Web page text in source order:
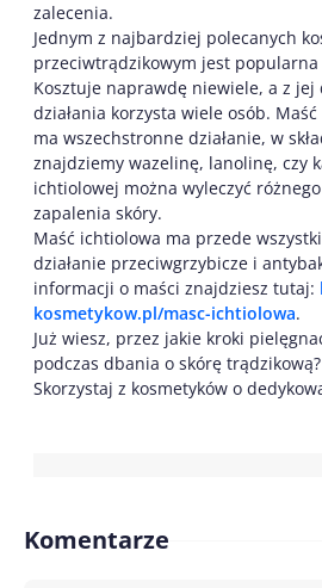
zalecenia.
Jednym z najbardziej polecanych
przeciwtrądzikowym jest
Kosztuje naprawdę niewiele, a z jej
działania korzysta wiele osób.
ma wszechstronne działanie, w
znajdziemy wazelinę, lanolinę, czy
ichtiolowej można wyleczyć
zapalenia skóry.
Maść ichtiolowa ma przede
działanie przeciwgrzybicze i
informacji o maści znajdziesz tutaj:
kosmetykow.pl/masc-ichtiolowa.
Już wiesz, przez jakie kroki
podczas dbania o skórę
Skorzystaj z kosmetyków o
Komentarze